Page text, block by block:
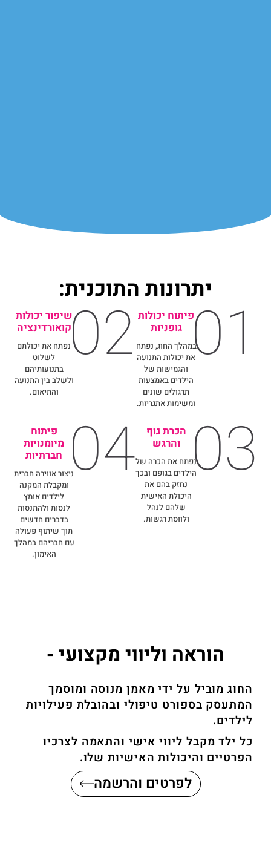
יתרונות התוכנית:
01פיתוח יכולות
גופניות
במהלך החוג, נפתח
את יכולות התנועה
והגמישות של
הילדים באמצעות
תרגולים שונים
ומשימות אתגריות.
02שיפור יכולות
קואורדינציה
נפתח את יכולתם
לשלוט
בתנועותיהם
ולשלב בין התנועה
והתיאום.
03 הכרת גוף
והרגש
נפתח את הכרה של
הילדים בגופם ובכך
נחזק בהם את
היכולת האישית
שלהם לנהל
ולווסת רגשות.
04
פיתוח
מיומנויות
חברתיות
ניצור אווירה חברית
ומקבלת המקנה
לילדים אומץ
לנסות ולהתנסות
בדברים חדשים
תוך שיתוף פעולה
עם חבריהם במהלך
האימון.
הוראה וליווי מקצועי -
החוג מוביל על ידי מאמן מנוסה ומוסמך
המתעסק בספורט טיפולי ובהובלת פעילויות
לילדים.
כל ילד מקבל ליווי אישי והתאמה לצרכיו
הפרטיים והיכולות האישיות שלו.
לפרטים והרשמה